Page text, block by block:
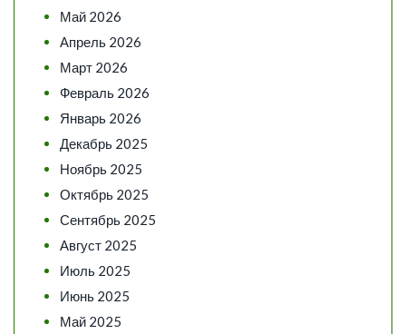
Май 2026
Апрель 2026
Март 2026
Февраль 2026
Январь 2026
Декабрь 2025
Ноябрь 2025
Октябрь 2025
Сентябрь 2025
Август 2025
Июль 2025
Июнь 2025
Май 2025